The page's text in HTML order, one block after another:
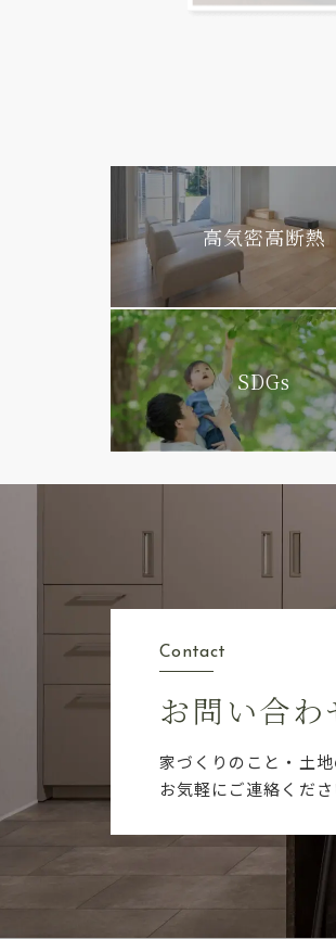
高気密高断熱
SDGs
Contact
お問い合わ
家づくりのこと・土
お気軽にご連絡くださ